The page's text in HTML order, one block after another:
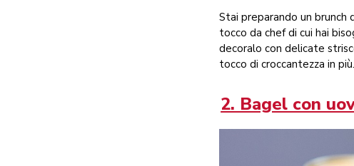
Stai preparando un
tocco da chef di cui hai
decoralo con delicate
tocco di croccantezza in
2. Bagel con